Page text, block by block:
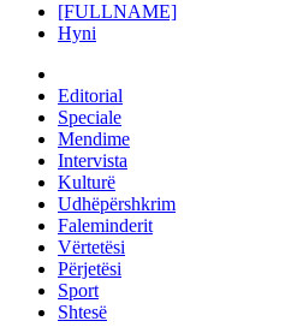
[FULLNAME]
Hyni
Editorial
Speciale
Mendime
Intervista
Kulturë
Udhëpërshkrim
Faleminderit
Vërtetësi
Përjetësi
Sport
Shtesë